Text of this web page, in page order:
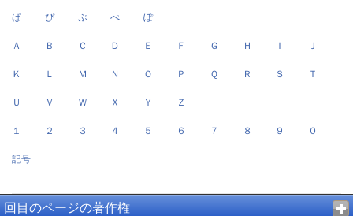
ぱ ぴ ぷ ぺ ぽ
Ａ Ｂ Ｃ Ｄ Ｅ Ｆ Ｇ Ｈ Ｉ Ｊ
Ｋ Ｌ Ｍ Ｎ Ｏ Ｐ Ｑ Ｒ Ｓ Ｔ
Ｕ Ｖ Ｗ Ｘ Ｙ Ｚ
１ ２ ３ ４ ５ ６ ７ ８ ９ ０
記号
回目のページの著作権